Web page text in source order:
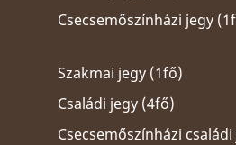
Csecsemőszínházi jegy
Szakmai jegy (1fő)
Családi jegy (4fő)
Csecsemőszínházi